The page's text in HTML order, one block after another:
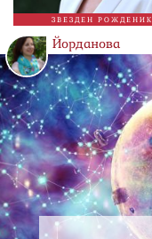
ЗВЕЗДЕН РОЖДЕНИК
Йорданова